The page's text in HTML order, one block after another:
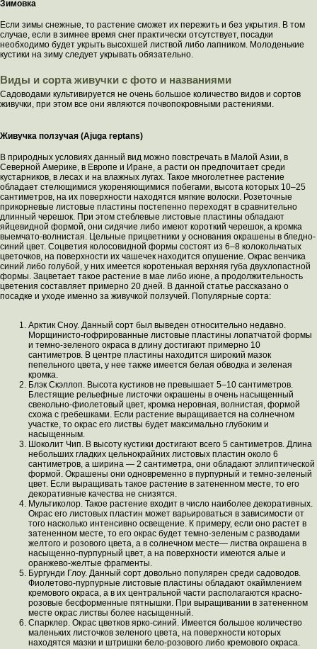
Зимовка
Если зимы снежные, то растение сможет их пережить и без укрытия. В том
случае, если в зимнее время снег практически отсутствует, посадки
необходимо будет укрыть высохшей листвой либо лапником. Молоденькие
кустики на зиму следует укрывать обязательно.
Виды и сорта живучки с фото и названиями
Садоводами культивируется не очень большое количество видов и сортов
живучки, при этом все они являются почвопокровными растениями.
Живучка ползучая (Ajuga reptans)
В природных условиях данный вид можно повстречать в Малой Азии, в
Северной Америке, в Европе и Иране, а расти он предпочитает среди
кустарников, в лесах и на влажных лугах. Такое многолетнее растение
обладает стелющимися укореняющимися побегами, высота которых 10–25
сантиметров, на их поверхности находятся мягкие волоски. Розеточные
прикорневые листовые пластины постепенно переходят в сравнительно
длинный черешок. При этом стеблевые листовые пластины обладают
яйцевидной формой, они сидячие либо имеют короткий черешок, а кромка
выемчато-волнистая. Цельные прицветники у основания окрашены в бледно-
синий цвет. Соцветия колосовидной формы состоят из 6–8 колокольчатых
цветочков, на поверхности их чашечек находится опушение. Окрас венчика
синий либо голубой, у них имеется коротенькая верхняя губа двухлопастной
формы. Зацветает такое растение в мае либо июне, а продолжительность
цветения составляет примерно 20 дней. В данной статье рассказано о
посадке и уходе именно за живучкой ползучей. Популярные сорта:
Арктик Сноу. Данный сорт был выведен относительно недавно.
Морщинисто-гофрированные листовые пластины лопатчатой формы
и темно-зеленого окраса в длину достигают примерно 10
сантиметров. В центре пластины находится широкий мазок
пепельного цвета, у нее также имеется белая обводка и зеленая
кромка.
Блэк Скэллоп. Высота кустиков не превышает 5–10 сантиметров.
Блестящие рельефные листочки окрашены в очень насыщенный
свекольно-фиолетовый цвет, кромка неровная, волнистая, формой
схожа с гребешками. Если растение выращивается на солнечном
участке, то окрас его листвы будет максимально глубоким и
насыщенным.
Шоколит Чип. В высоту кустики достигают всего 5 сантиметров. Длина
небольших гладких цельнокрайних листовых пластин около 6
сантиметров, а ширина ― 2 сантиметра, они обладают эллиптической
формой. Окрашены они одновременно в пурпурный и темно-зеленый
цвет. Если выращивать такое растение в затененном месте, то его
декоративные качества не снизятся.
Мультиколор. Такое растение входит в число наиболее декоративных.
Окрас его листовых пластин может варьироваться в зависимости от
того насколько интенсивно освещение. К примеру, если оно растет в
затененном месте, то его окрас будет темно-зеленым с разводами
желтого и розового цвета, а в солнечном месте― листва окрашена в
насыщенно-пурпурный цвет, а на поверхности имеются алые и
оранжево-желтые фрагменты.
Бургунди Глоу. Данный сорт довольно популярен среди садоводов.
Фиолетово-пурпурные листовые пластины обладают окаймлением
кремового окраса, а в их центральной части располагаются красно-
розовые бесформенные пятнышки. При выращивании в затененном
месте окрас листвы более насыщенный.
Спарклер. Окрас цветков ярко-синий. Имеется большое количество
маленьких листочков зеленого цвета, на поверхности которых
находятся мазки и штришки бело-розового либо кремового окраса.